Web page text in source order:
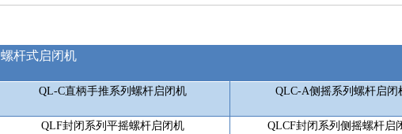
螺杆式启闭机
QL-C直柄手推系列螺杆启闭机 QLC-A侧摇系列螺杆启闭
QLF封闭系列平摇螺杆启闭机 QLCF封闭系列侧摇螺杆启